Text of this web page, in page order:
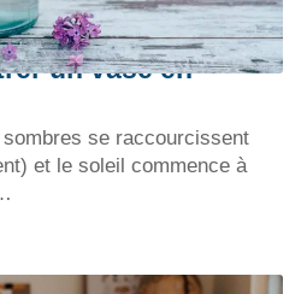
un vase en
se raccourcissent
et le soleil commence à